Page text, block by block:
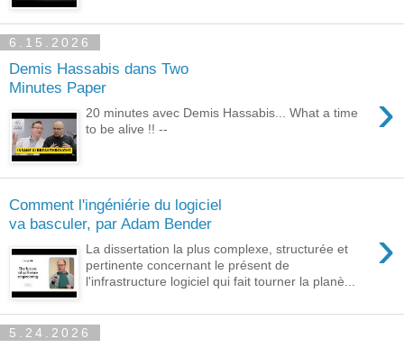
6.15.2026
Demis Hassabis dans Two
Minutes Paper
›
20 minutes avec Demis Hassabis... What a time
to be alive !! --
Comment l'ingéniérie du logiciel
va basculer, par Adam Bender
›
La dissertation la plus complexe, structurée et
pertinente concernant le présent de
l'infrastructure logiciel qui fait tourner la planè...
5.24.2026